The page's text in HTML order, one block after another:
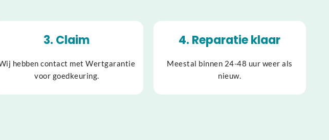
3. Claim
hebben contact met Wertgarantie
voor goedkeuring.
4. Reparatie klaar
Meestal binnen 24-48 uur weer als
nieuw.